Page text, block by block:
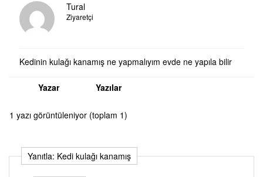
Tural
Ziyaretçi
Kedinin kulağı kanamış ne yapmalıyım evde ne yapıla bilir
Yazar Yazılar
1 yazı görüntüleniyor (toplam 1)
Yanıtla: Kedi kulağı kanamış